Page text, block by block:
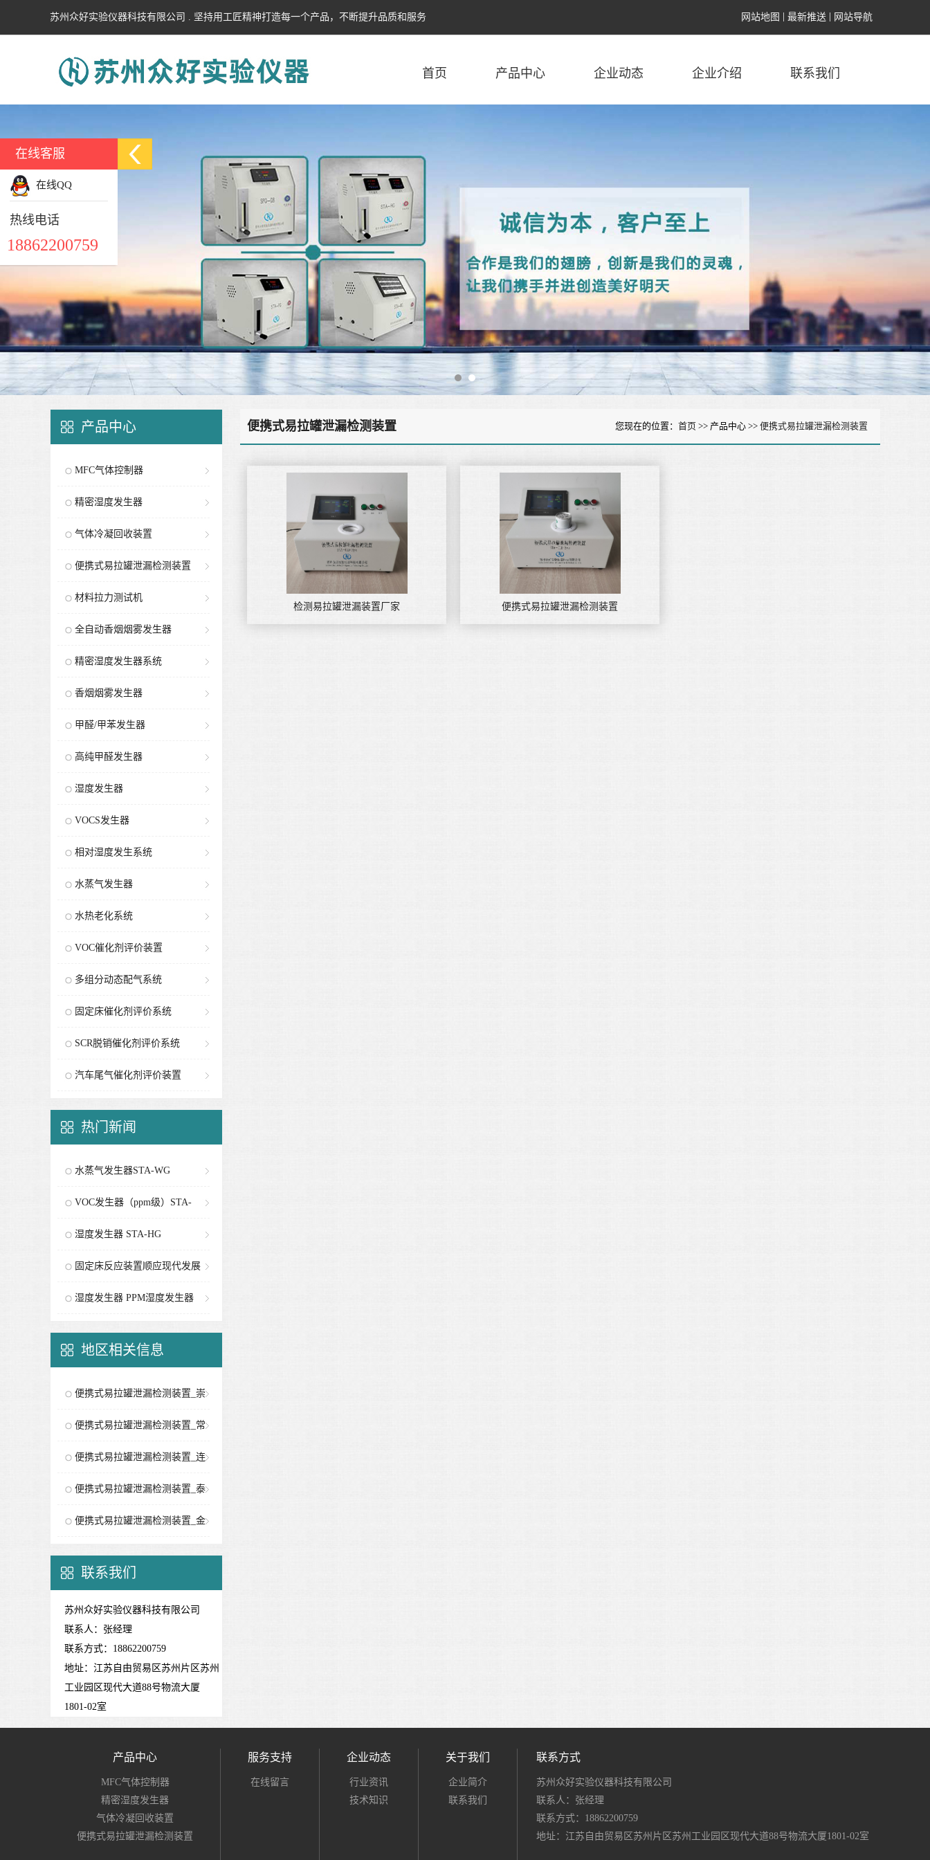
苏州众好实验仪器科技有限公司 . 坚持用工匠精神打造每一个产品，不断提升品质和服务 网站地图 最新推送 网站导航
首页 产品中心 企业动态 企业介绍 联系我们
产品中心
MFC气体控制器
精密湿度发生器
气体冷凝回收装置
便携式易拉罐泄漏检测装置
材料拉力测试机
全自动香烟烟雾发生器
精密湿度发生器系统
香烟烟雾发生器
甲醛/甲苯发生器
高纯甲醛发生器
湿度发生器
VOCS发生器
相对湿度发生系统
水蒸气发生器
水热老化系统
VOC催化剂评价装置
多组分动态配气系统
固定床催化剂评价系统
SCR脱销催化剂评价系统
汽车尾气催化剂评价装置
热门新闻
水蒸气发生器STA-WG
VOC发生器（ppm级）STA-
PG 湿度发生器 STA-HG
固定床反应装置顺应现代发展
要求湿度发生器 PPM湿度发生器
地区相关信息
便携式易拉罐泄漏检测装置_崇
明分站便携式易拉罐泄漏检测装置_常
州分站便携式易拉罐泄漏检测装置_连
云港分站
便携式易拉罐泄漏检测装置_泰
州分站便携式易拉罐泄漏检测装置_金
联系我们
苏州众好实验仪器科技有限公司
联系人：张经理
联系方式：18862200759
地址：江苏自由贸易区苏州片区苏州
工业园区现代大道88号物流大厦
1801-02室
便携式易拉罐泄漏检测装置 您现在的位置： 首页 >> 产品中心 >> 便携式易拉罐泄漏检测装置
检测易拉罐泄漏装置厂家 便携式易拉罐泄漏检测装置
产品中心
MFC气体控制器
精密湿度发生器
气体冷凝回收装置
便携式易拉罐泄漏检测装置
服务支持
在线留言
企业动态
行业资讯
技术知识
关于我们
企业简介
联系我们
联系方式
苏州众好实验仪器科技有限公司
联系人：张经理
联系方式：18862200759
地址：江苏自由贸易区苏州片区苏州工业园区现代大道88号物流大厦1801-02室
在线客服
在线QQ
热线电话
18862200759